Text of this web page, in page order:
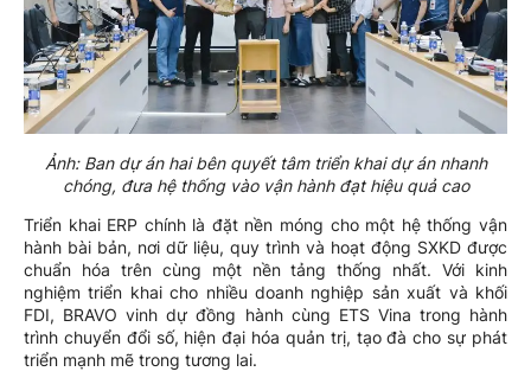
Ảnh: Ban dự án hai bên quyết tâm triển khai dự án nhanh
chóng, đưa hệ thống vào vận hành đạt hiệu quả cao
Triển khai ERP chính là đặt nền móng cho một hệ thống vận
hành bài bản, nơi dữ liệu, quy trình và hoạt động SXKD được
chuẩn hóa trên cùng một nền tảng thống nhất. Với kinh
nghiệm triển khai cho nhiều doanh nghiệp sản xuất và khối
FDI, BRAVO vinh dự đồng hành cùng ETS Vina trong hành
trình chuyển đổi số, hiện đại hóa quản trị, tạo đà cho sự phát
triển mạnh mẽ trong tương lai.